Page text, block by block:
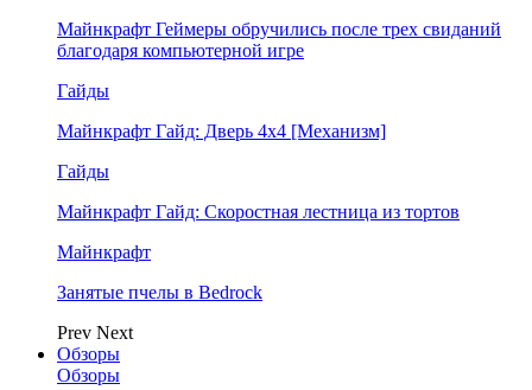
Майнкрафт Геймеры обручились после трех свиданий
благодаря компьютерной игре
Гайды
Майнкрафт Гайд: Дверь 4х4 [Механизм]
Гайды
Майнкрафт Гайд: Скоростная лестница из тортов
Майнкрафт
Занятые пчелы в Bedrock
Prev Next
Обзоры
Обзоры